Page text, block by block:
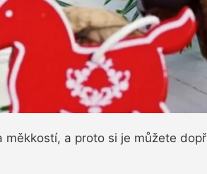
a proto si je můžete